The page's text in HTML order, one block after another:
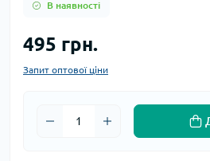
В наявності
495 грн.
Запит оптової ціни